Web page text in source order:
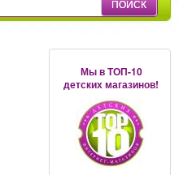
Мы в ТОП-10
детских магазинов!